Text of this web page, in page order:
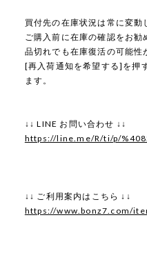
買付先の在庫状況は常に変動
ご購入前に在庫の確認をお勧
品切れでも在庫復活の可能性
[再入荷通知を希望する]を押
ます。
↓↓ LINE お問い合わせ ↓↓
https://line.me/R/ti/p/
↓↓ ご利用案内はこちら ↓↓
https://www.bonz7.com/